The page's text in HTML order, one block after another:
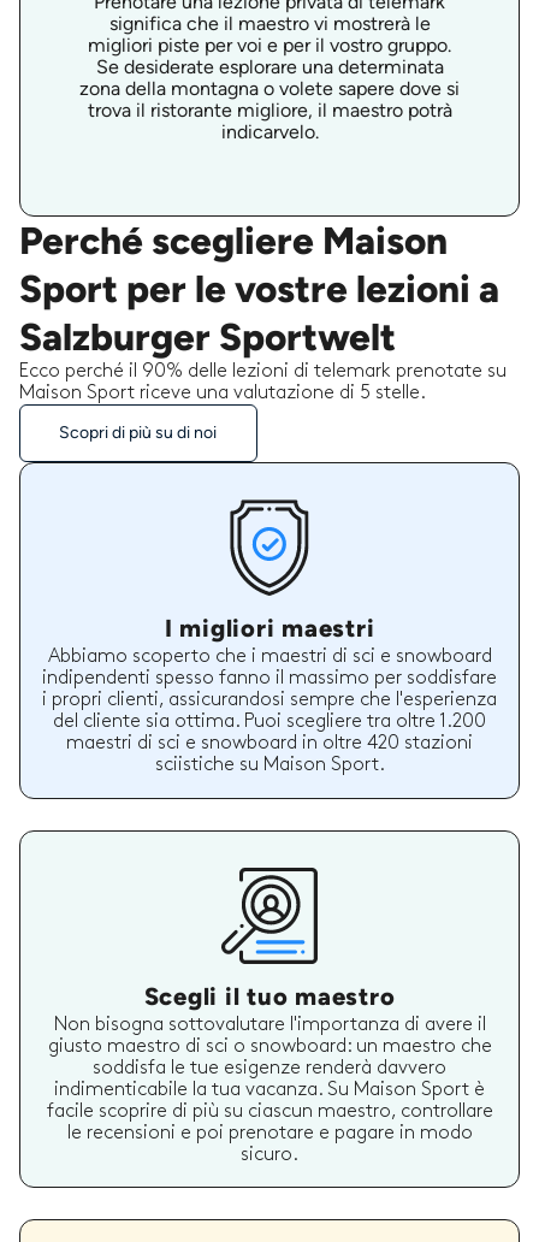
significa che il maestro vi mostrerà le
migliori piste per voi e per il vostro gruppo.
Se desiderate esplorare una determinata
zona della montagna o volete sapere dove si
trova il ristorante migliore, il maestro potrà
indicarvelo.
Perché scegliere Maison
Sport per le vostre lezioni a
Salzburger Sportwelt
Ecco perché il 90% delle lezioni di telemark prenotate su
Maison Sport riceve una valutazione di 5 stelle.
Scopri di più su di noi
I migliori maestri
Abbiamo scoperto che i maestri di sci e snowboard
indipendenti spesso fanno il massimo per soddisfare
i propri clienti, assicurandosi sempre che l'esperienza
del cliente sia ottima. Puoi scegliere tra oltre 1.200
maestri di sci e snowboard in oltre 420 stazioni
sciistiche su Maison Sport.
Scegli il tuo maestro
Non bisogna sottovalutare l'importanza di avere il
giusto maestro di sci o snowboard: un maestro che
soddisfa le tue esigenze renderà davvero
indimenticabile la tua vacanza. Su Maison Sport è
facile scoprire di più su ciascun maestro, controllare
le recensioni e poi prenotare e pagare in modo
sicuro.